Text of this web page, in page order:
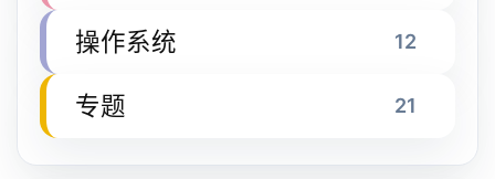
操作系统 12
专题 21